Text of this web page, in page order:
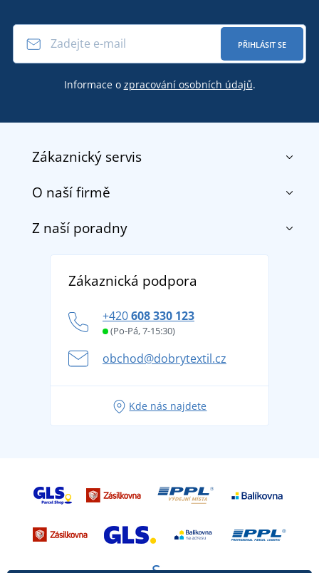
PŘIHLÁSIT SE
Informace o zpracování osobních údajů.
Zákaznický servis
Kontakt
Doprava a platba
Vrácení zboží a reklamace
Potisk a výšivka
Věrnostní program BONTIS +
O naší firmě
O nás
Z naší poradny
tradicí od roku 1976
Letní dobrodružství začíná balením aneb připravte
se na dovolenou bez starostí
Tipy na svěží outfity pro pohodové léto
Zákaznická podpora
+420608 330 123
(Po-Pá, 7-15:30)
obchod@dobrytextil.cz
Kde nás najdete